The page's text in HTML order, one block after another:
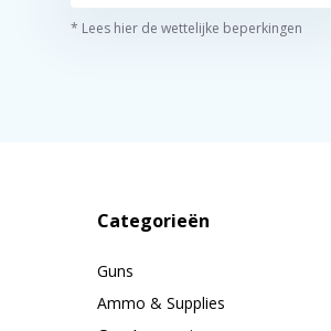
* Lees hier de wettelijke beperkingen
Categorieën
Guns
Ammo & Supplies